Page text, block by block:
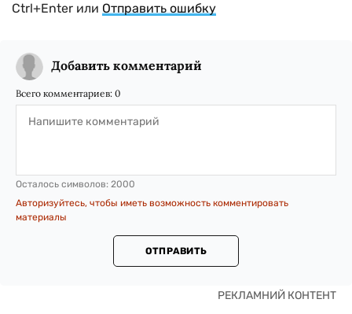
Ctrl+Enter или Отправить ошибку
Добавить комментарий
Всего комментариев: 0
Осталось символов: 2000
Авторизуйтесь, чтобы иметь возможность комментировать
материалы
ОТПРАВИТЬ